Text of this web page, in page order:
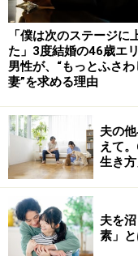
「僕は次のステージに
た」3度結婚の46歳エ
男性が、“もっとふさわ
妻”を求める理由
夫の
えて
生き方
夫を
素」